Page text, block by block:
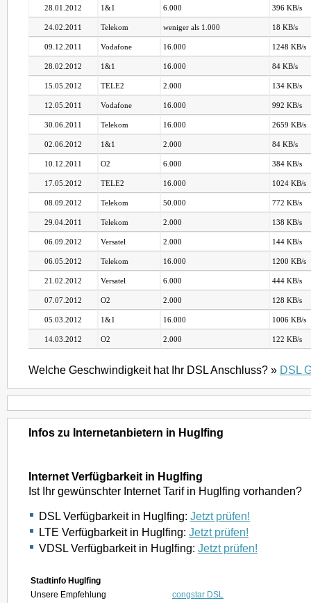
28.01.2012 1&1 6.000 396 KB/s
24.02.2011 Telekom weniger als 1.000 18 KB/s
09.12.2011 Vodafone 16.000 1248 KB/s
28.02.2012 1&1 16.000 84 KB/s
15.05.2012 TELE2 2.000 134 KB/s
12.05.2011 Vodafone 16.000 992 KB/s
30.06.2011 Telekom 16.000 2659 KB/s
02.06.2012 1&1 2.000 84 KB/s
10.12.2011 O2 6.000 384 KB/s
17.05.2012 TELE2 16.000 1024 KB/s
08.09.2012 Telekom 50.000 772 KB/s
29.04.2011 Telekom 2.000 138 KB/s
06.09.2012 Versatel 2.000 144 KB/s
06.05.2012 Telekom 16.000 1200 KB/s
21.02.2012 Versatel 6.000 444 KB/s
07.07.2012 O2 2.000 128 KB/s
05.03.2012 1&1 16.000 1006 KB/s
14.03.2012 O2 2.000 122 KB/s
Welche Geschwindigkeit hat Ihr DSL Anschluss? » DSL
Infos zu Internetanbietern in Huglfing
Internet Verfügbarkeit in Huglfing
Ist Ihr gewünschter Internet Tarif in Huglfing vorhanden?
DSL Verfügbarkeit in Huglfing: Jetzt prüfen!
LTE Verfügbarkeit in Huglfing: Jetzt prüfen!
VDSL Verfügbarkeit in Huglfing: Jetzt prüfen!
Stadtinfo Huglfing
Unsere Empfehlung
congstar DSL